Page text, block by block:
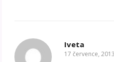
Iveta
17 července,